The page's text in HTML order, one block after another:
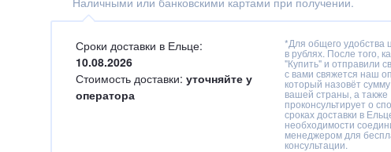
Сроки доставки в Ельце:
10.08.2026
Стоимость доставки: уточняйте у
оператора
*Для общего удобства
в рублях. После того,
"Купить" и отправили
с вами свяжется наш
который назовёт
вашей страны, а также
проконсультирует о
сроках доставки в
необходимости
менеджером для
консультации.